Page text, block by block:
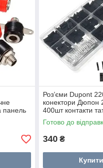
панель
Роз’єми Dupont
конектори Дюпон
400шт контакти
Готово до
340 ₴
Купити